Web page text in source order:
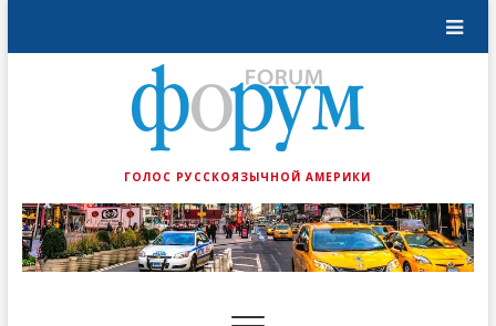
ГОЛОС РУССКОЯЗЫЧНОЙ АМЕРИКИ